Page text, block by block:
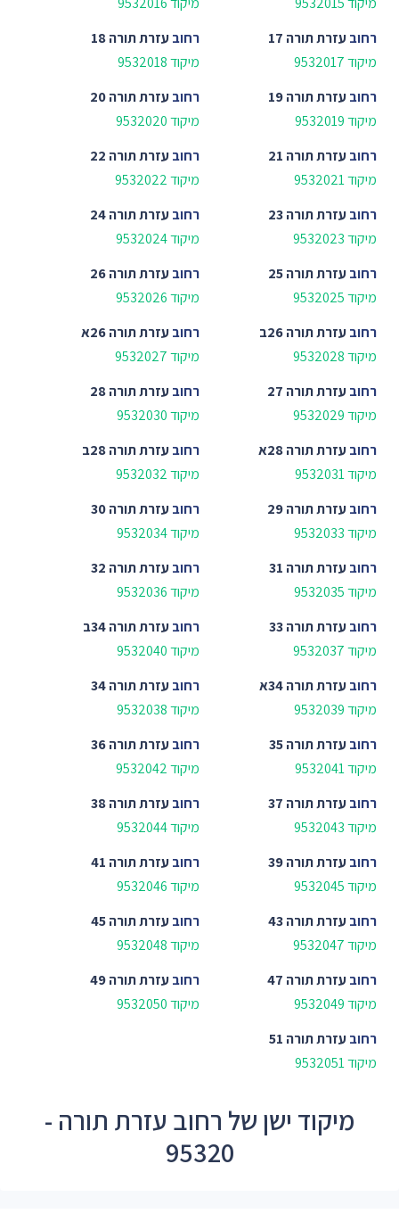
רחובעזרת תורה 17
מיקוד 9532017
רחובעזרת תורה 18
מיקוד 9532018
רחובעזרת תורה 19
מיקוד 9532019
רחובעזרת תורה 20
מיקוד 9532020
רחובעזרת תורה 21
מיקוד 9532021
רחובעזרת תורה 22
מיקוד 9532022
רחובעזרת תורה 23
מיקוד 9532023
רחובעזרת תורה 24
מיקוד 9532024
רחובעזרת תורה 25
מיקוד 9532025
רחובעזרת תורה 26
מיקוד 9532026
רחובעזרת תורה 26ב
מיקוד 9532028
רחובעזרת תורה 26א
מיקוד 9532027
רחובעזרת תורה 27
מיקוד 9532029
רחובעזרת תורה 28
מיקוד 9532030
רחובעזרת תורה 28א
מיקוד 9532031
רחובעזרת תורה 28ב
מיקוד 9532032
רחובעזרת תורה 29
מיקוד 9532033
רחובעזרת תורה 30
מיקוד 9532034
רחובעזרת תורה 31
מיקוד 9532035
רחובעזרת תורה 32
מיקוד 9532036
רחובעזרת תורה 33
מיקוד 9532037
רחובעזרת תורה 34ב
מיקוד 9532040
רחובעזרת תורה 34א
מיקוד 9532039
רחובעזרת תורה 34
מיקוד 9532038
רחובעזרת תורה 35
מיקוד 9532041
רחובעזרת תורה 36
מיקוד 9532042
רחובעזרת תורה 37
מיקוד 9532043
רחובעזרת תורה 38
מיקוד 9532044
רחובעזרת תורה 39
מיקוד 9532045
רחובעזרת תורה 41
מיקוד 9532046
רחובעזרת תורה 43
מיקוד 9532047
רחובעזרת תורה 45
מיקוד 9532048
רחובעזרת תורה 47
מיקוד 9532049
רחובעזרת תורה 49
מיקוד 9532050
רחובעזרת תורה 51
מיקוד 9532051
מיקוד ישן של רחוב עזרת תורה -
95320